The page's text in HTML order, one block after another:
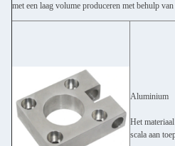
met een laag volume produceren met behulp
Aluminium
Het
scala aan